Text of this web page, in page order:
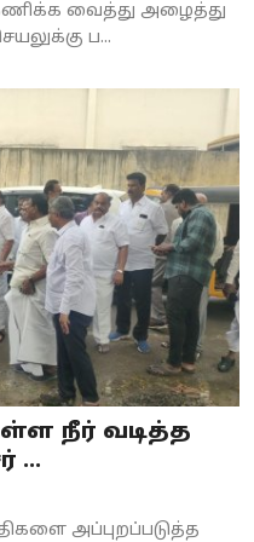
வைத்து அழைத்து
ப...
நீர் வடித்த
...
அப்புறப்படுத்த